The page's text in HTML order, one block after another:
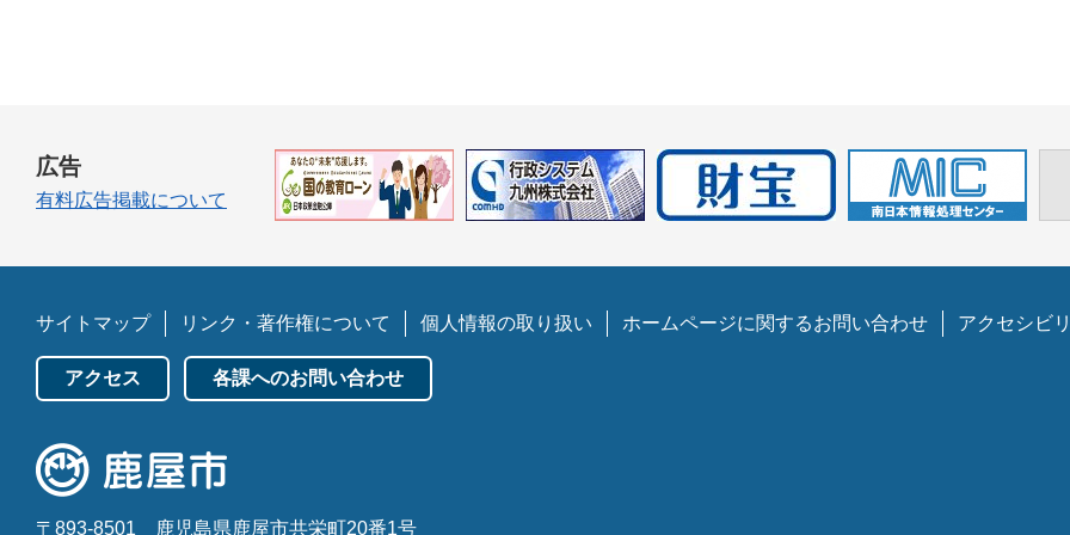
広告
有料広告掲載について
サイトマップ リンク・著作権について 個人情報の取り扱い ホームページに関するお問い合わせ アクセシビ
アクセス 各課へのお問い合わせ
〒893-8501 鹿児島県鹿屋市共栄町20番1号